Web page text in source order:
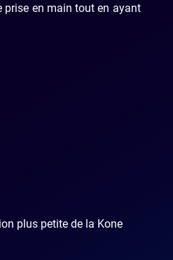
prise en main tout en ayant
plus petite de la Kone